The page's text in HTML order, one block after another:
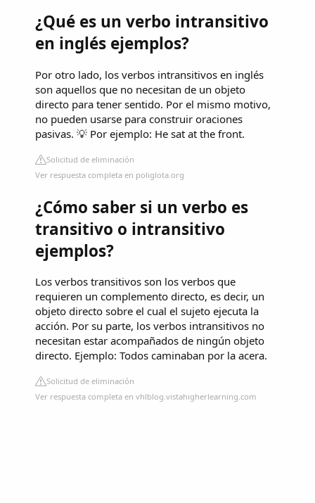
¿Qué es un verbo intransitivo
en inglés ejemplos?
Por otro lado, los verbos intransitivos en inglés
son aquellos que no necesitan de un objeto
directo para tener sentido. Por el mismo motivo,
no pueden usarse para construir oraciones
pasivas. 💡 Por ejemplo: He sat at the front.
Solicitud de eliminación
Ver respuesta completa en poliglota.org
¿Cómo saber si un verbo es
transitivo o intransitivo
ejemplos?
Los verbos transitivos son los verbos que
requieren un complemento directo, es decir, un
objeto directo sobre el cual el sujeto ejecuta la
acción. Por su parte, los verbos intransitivos no
necesitan estar acompañados de ningún objeto
directo. Ejemplo: Todos caminaban por la acera.
Solicitud de eliminación
Ver respuesta completa en vhlblog.vistahigherlearning.com